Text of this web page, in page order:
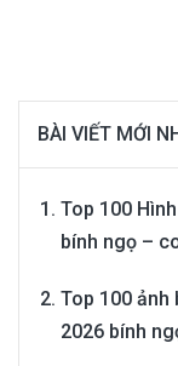
BÀI VIẾT MỚI
Top 100
bính ngọ –
Top 100
2026 bính